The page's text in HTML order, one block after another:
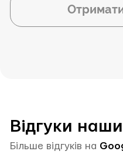
Відгуки
Більше відгуків на